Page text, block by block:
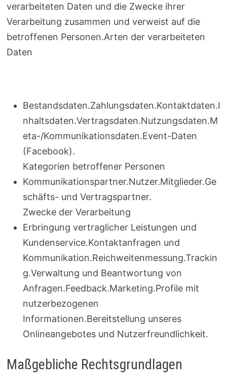
verarbeiteten Daten und die Zwecke ihrer
Verarbeitung zusammen und verweist auf die
betroffenen Personen.Arten der verarbeiteten
Daten
Bestandsdaten.Zahlungsdaten.Kontaktdaten.I
nhaltsdaten.Vertragsdaten.Nutzungsdaten.M
eta-/Kommunikationsdaten.Event-Daten
(Facebook).
Kategorien betroffener Personen
Kommunikationspartner.Nutzer.Mitglieder.Ge
schäfts- und Vertragspartner.
Zwecke der Verarbeitung
Erbringung vertraglicher Leistungen und
Kundenservice.Kontaktanfragen und
Kommunikation.Reichweitenmessung.Trackin
g.Verwaltung und Beantwortung von
Anfragen.Feedback.Marketing.Profile mit
nutzerbezogenen
Informationen.Bereitstellung unseres
Onlineangebotes und Nutzerfreundlichkeit.
Maßgebliche Rechtsgrundlagen